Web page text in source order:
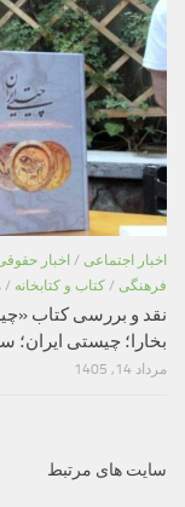
اخبار اجتماعی / اخبار
فرهنگی / کتاب و کتابخانه /
نقد و بررسی کتاب
بخارا؛ چیستی ایران؛
مرداد 14, 1405
سایت های مرتبط